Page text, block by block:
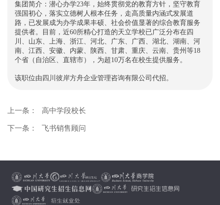
集团简介：潜心办学23年，始终贯彻党的教育方针，坚守教育
强国初心，落实立德树人根本任务，走高质量内涵式发展道
路，已发展成为办学成果丰硕、社会价值显著的综合教育服务
提供者。目前，近60所精心打造的天立学校已广泛分布在四
川、山东、上海、浙江、河北、广东、广西、湖北、湖南、河
南、江西、安徽、内蒙、陕西、甘肃、重庆、云南、贵州等18
个省（自治区、直辖市），为超10万名在校生提供服务。
该职位由四川彼岸方舟企业管理咨询有限公司代招。
上一条：
高中学段校长
下一条：
飞书销售顾问